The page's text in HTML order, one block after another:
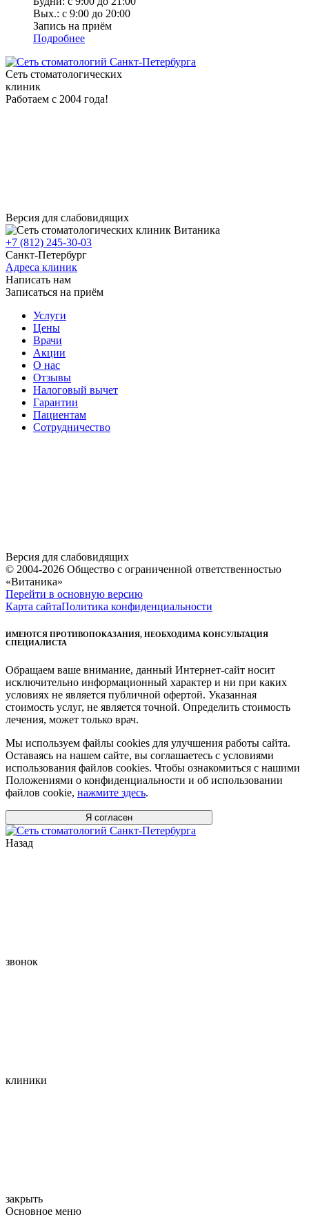
Вых.: с 9:00 до 20:00
Запись на приём
Подробнее
Сеть стоматологических
клиник
Работаем с 2004 года!
Версия для слабовидящих
+7 (812) 245-30-03
Санкт-Петербург
Адреса клиник
Написать нам
Записаться на приём
Услуги
Цены
Врачи
Акции
О нас
Отзывы
Налоговый вычет
Гарантии
Пациентам
Сотрудничество
Версия для слабовидящих
© 2004-2026 Общество с ограниченной ответственностью
«Витаника»
Перейти в основную версию
Карта сайтаПолитика конфиденциальности
ИМЕЮТСЯ ПРОТИВОПОКАЗАНИЯ, НЕОБХОДИМА КОНСУЛЬТАЦИЯ
СПЕЦИАЛИСТА
Обращаем ваше внимание, данный Интернет-сайт носит
исключительно информационный характер и ни при каких
условиях не является публичной офертой. Указанная
стоимость услуг, не является точной. Определить стоимость
лечения, может только врач.
Мы используем файлы cookies для улучшения работы сайта.
Оставаясь на нашем сайте, вы соглашаетесь с условиями
использования файлов cookies. Чтобы ознакомиться с нашими
Положениями о конфиденциальности и об использовании
файлов cookie, нажмите здесь.
Я согласен
Назад
звонок
клиники
закрыть
Основное меню